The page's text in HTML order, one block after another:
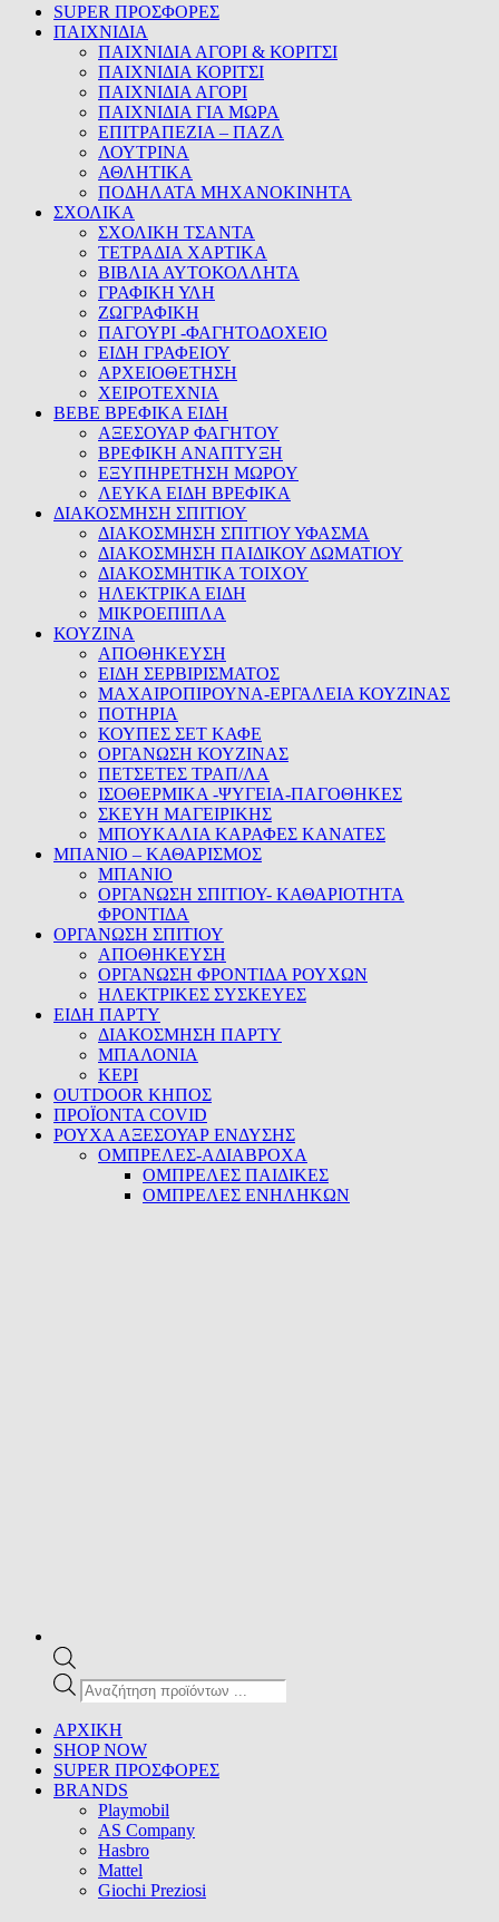
SUPER ΠΡΟΣΦΟΡΕΣ
ΠΑΙΧΝΙΔΙΑ
ΠΑΙΧΝΙΔΙΑ ΑΓΟΡΙ & ΚΟΡΙΤΣΙ
ΠΑΙΧΝΙΔΙΑ ΚΟΡΙΤΣΙ
ΠΑΙΧΝΙΔΙΑ ΑΓΟΡΙ
ΠΑΙΧΝΙΔΙΑ ΓΙΑ ΜΩΡΑ
ΕΠΙΤΡΑΠΕΖΙΑ – ΠΑΖΛ
ΛΟΥΤΡΙΝΑ
ΑΘΛΗΤΙΚΑ
ΠΟΔΗΛΑΤΑ ΜΗΧΑΝΟΚΙΝΗΤΑ
ΣΧΟΛΙΚΑ
ΣΧΟΛΙΚΗ ΤΣΑΝΤΑ
ΤΕΤΡΑΔΙΑ ΧΑΡΤΙΚΑ
ΒΙΒΛΙΑ ΑΥΤΟΚΟΛΛΗΤΑ
ΓΡΑΦΙΚΗ ΥΛΗ
ΖΩΓΡΑΦΙΚΗ
ΠΑΓΟΥΡΙ -ΦΑΓΗΤΟΔΟΧΕΙΟ
ΕΙΔΗ ΓΡΑΦΕΙΟΥ
ΑΡΧΕΙΟΘΕΤΗΣΗ
ΧΕΙΡΟΤΕΧΝΙΑ
BEBE ΒΡΕΦΙΚΑ ΕΙΔΗ
ΑΞΕΣΟΥΑΡ ΦΑΓΗΤΟΥ
ΒΡΕΦΙΚΗ ΑΝΑΠΤΥΞΗ
ΕΞΥΠΗΡΕΤΗΣΗ ΜΩΡΟΥ
ΛΕΥΚΑ ΕΙΔΗ ΒΡΕΦΙΚΑ
ΔΙΑΚΟΣΜΗΣΗ ΣΠΙΤΙΟΥ
ΔΙΑΚΟΣΜΗΣΗ ΣΠΙΤΙΟΥ ΥΦΑΣΜΑ
ΔΙΑΚΟΣΜΗΣΗ ΠΑΙΔΙΚΟΥ ΔΩΜΑΤΙΟΥ
ΔΙΑΚΟΣΜΗΤΙΚΑ ΤΟΙΧΟΥ
ΗΛΕΚΤΡΙΚΑ ΕΙΔΗ
ΜΙΚΡΟΕΠΙΠΛΑ
ΚΟΥΖΙΝΑ
ΑΠΟΘΗΚΕΥΣΗ
ΕΙΔΗ ΣΕΡΒΙΡΙΣΜΑΤΟΣ
ΜΑΧΑΙΡΟΠΙΡΟΥΝΑ-ΕΡΓΑΛΕΙΑ ΚΟΥΖΙΝΑΣ
ΠΟΤΗΡΙΑ
ΚΟΥΠΕΣ ΣΕΤ ΚΑΦΕ
ΟΡΓΑΝΩΣΗ ΚΟΥΖΙΝΑΣ
ΠΕΤΣΕΤΕΣ ΤΡΑΠ/ΛΑ
ΙΣΟΘΕΡΜΙΚΑ -ΨΥΓΕΙΑ-ΠΑΓΟΘΗΚΕΣ
ΣΚΕΥΗ ΜΑΓΕΙΡΙΚΗΣ
ΜΠΟΥΚΑΛΙΑ ΚΑΡΑΦΕΣ ΚΑΝΑΤΕΣ
ΜΠΑΝΙΟ – ΚΑΘΑΡΙΣΜΟΣ
ΜΠΑΝΙΟ
ΟΡΓΑΝΩΣΗ ΣΠΙΤΙΟΥ- ΚΑΘΑΡΙΟΤΗΤΑ
ΦΡΟΝΤΙΔΑ
ΟΡΓΑΝΩΣΗ ΣΠΙΤΙΟΥ
ΑΠΟΘΗΚΕΥΣΗ
ΟΡΓΑΝΩΣΗ ΦΡΟΝΤΙΔΑ ΡΟΥΧΩΝ
ΗΛΕΚΤΡΙΚΕΣ ΣΥΣΚΕΥΕΣ
ΕΙΔΗ ΠΑΡΤΥ
ΔΙΑΚΟΣΜΗΣΗ ΠΑΡΤΥ
ΜΠΑΛΟΝΙΑ
ΚΕΡΙ
OUTDOOR ΚΗΠΟΣ
ΠΡΟΪΟΝΤΑ COVID
ΡΟΥΧΑ ΑΞΕΣΟΥΑΡ ΕΝΔΥΣΗΣ
ΟΜΠΡΕΛΕΣ-ΑΔΙΑΒΡΟΧΑ
ΟΜΠΡΕΛΕΣ ΠΑΙΔΙΚΕΣ
ΟΜΠΡΕΛΕΣ ΕΝΗΛΗΚΩΝ
Products
search
ΑΡΧΙΚΗ
SHOP NOW
SUPER ΠΡΟΣΦΟΡΕΣ
BRANDS
Playmobil
AS Company
Hasbro
Mattel
Giochi Preziosi